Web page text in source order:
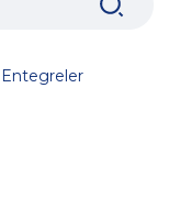
Entegreler